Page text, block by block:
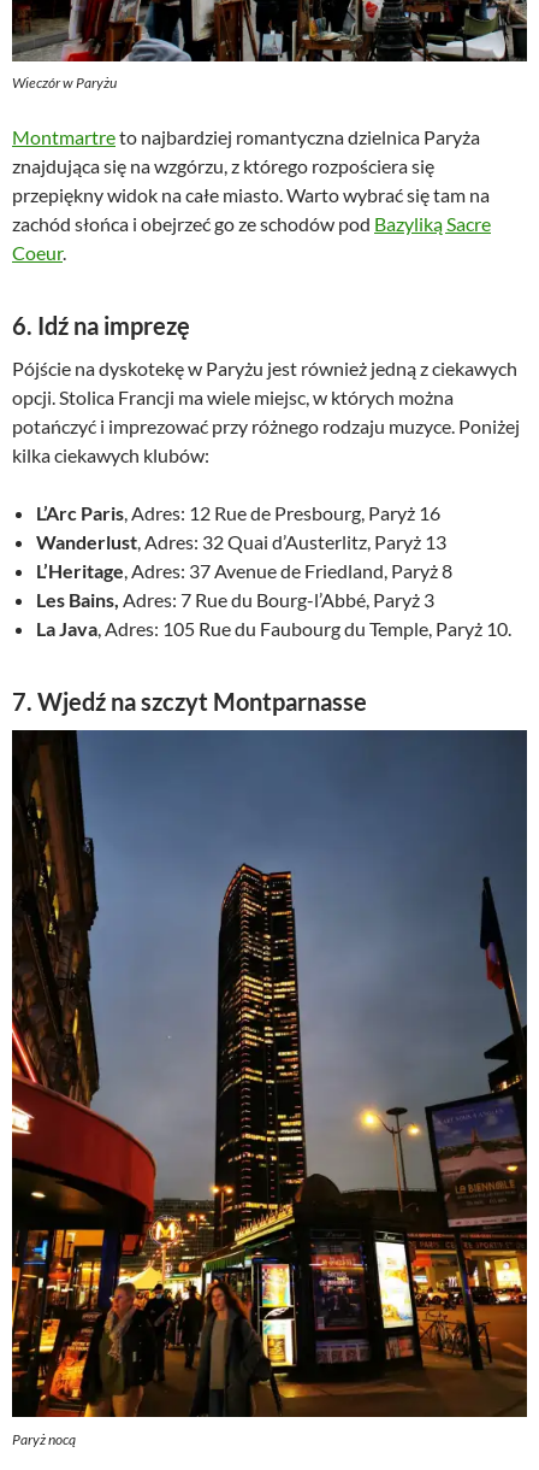
Wieczór w Paryżu
Montmartreto najbardziej romantyczna dzielnica Paryża
znajdująca się na wzgórzu, z którego rozpościera się
przepiękny widok na całe miasto. Warto wybrać się tam na
zachód słońca i obejrzeć go ze schodów pod Bazyliką Sacre
Coeur.
6. Idź na imprezę
Pójście na dyskotekę w Paryżu jest również jedną z ciekawych
opcji. Stolica Francji ma wiele miejsc, w których można
potańczyć i imprezować przy różnego rodzaju muzyce. Poniżej
kilka ciekawych klubów:
L’Arc Paris , Adres: 12 Rue de Presbourg, Paryż 16
Wanderlust , Adres: 32 Quai d’Austerlitz, Paryż 13
L’Heritage , Adres: 37 Avenue de Friedland, Paryż 8
Les Bains, Adres: 7 Rue du Bourg-l’Abbé, Paryż 3
La Java , Adres: 105 Rue du Faubourg du Temple, Paryż 10.
7. Wjedź na szczyt Montparnasse
Paryż nocą